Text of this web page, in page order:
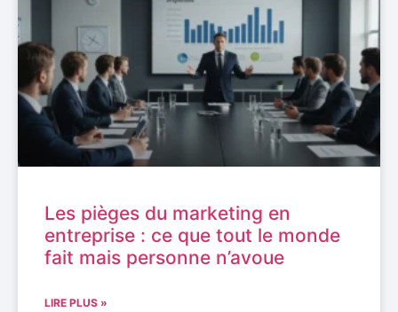
Les pièges du marketing en
entreprise : ce que tout le monde
fait mais personne n’avoue
LIRE PLUS »